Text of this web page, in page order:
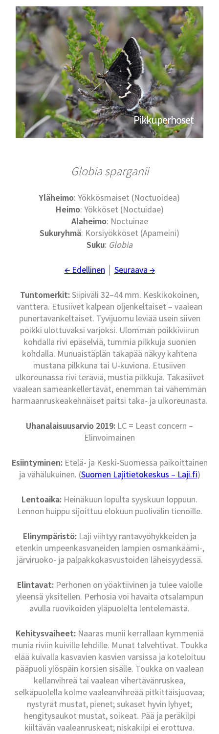
Pikkuperhoset
Globia sparganii
Yläheimo: Yökkösmaiset (Noctuoidea)
Heimo: Yökköset (Noctuidae)
Alaheimo: Noctuinae
Sukuryhmä: Korsiyökköset (Apameini)
Suku: Globia
← Edellinen Seuraava →
Tuntomerkit:Siipiväli 32–44 mm. Keskikokoinen,
vanttera. Etusiivet kalpean oljenkeltaiset – vaalean
punertavankeltaiset. Tyvijuomu leviää usein siiven
poikki ulottuvaksi varjoksi. Ulomman poikkiviirun
kohdalla rivi epäselviä, tummia pilkkuja suonien
kohdalla. Munuaistäplän takapää näkyy kahtena
mustana pilkkuna tai U-kuviona. Etusiiven
ulkoreunassa rivi teräviä, mustia pilkkuja. Takasiivet
vaalean sameankellertävät, enemmän tai vähemmän
harmaanruskeakehnäiset paitsi taka- ja ulkoreunasta.
Uhanalaisuusarvio 2019: LC = Least concern –
Elinvoimainen
Esiintyminen:Etelä- ja Keski-Suomessa paikoittainen
ja vähälukuinen. (Suomen Lajitietokeskus – Laji.fi)
Lentoaika: Heinäkuun lopulta syyskuun loppuun.
Lennon huippu sijoittuu elokuun puolivälin tienoille.
Elinympäristö:Laji viihtyy rantavyöhykkeiden ja
etenkin umpeenkasvaneiden lampien osmankäämi-,
järviruoko- ja palpakkokasvustoiden läheisyydessä.
Elintavat:Perhonen on yöaktiivinen ja tulee valolle
yleensä yksitellen. Perhosia voi havaita otsalampun
avulla ruovikoiden yläpuolelta lentelemästä.
Kehitysvaiheet:Naaras munii kerrallaan kymmeniä
munia riviin kuiville lehdille. Munat talvehtivat. Toukka
elää kuivalla kasvavien kasvien varsissa ja koteloituu
pääpuoli ylöspäin korsien sisälle. Toukka on vaalean
kellanvihreä tai vaalean vihertävänruskea,
selkäpuolella kolme vaaleanvihreää pitkittäisjuovaa;
nystyrät mustat, pienet; sukaset hyvin lyhyet;
hengitysaukot mustat, soikeat. Pää ja peräkilpi
kiiltävän vaaleanruskeat; niskakilpi ei erottuva.